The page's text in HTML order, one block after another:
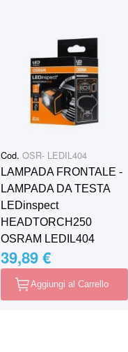
Cod. OSR- LEDIL404
LAMPADA FRONTALE -
LAMPADA DA TESTA
LEDinspect
HEADTORCH250
OSRAM LEDIL404
39,89 €
Aggiungi al Carrello